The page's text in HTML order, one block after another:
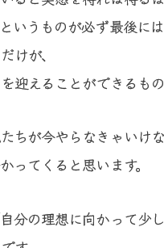
いうものが必ず最後に
けが、
迎えることができるもの
ちが今やらなきゃいけ
ってくると思います。
分の理想に向かって少